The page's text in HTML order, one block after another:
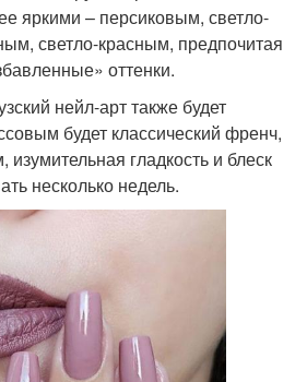
яркими – персиковым, светло-
светло-красным, предпочитая
оттенки.
нейл-арт также будет
будет классический френч,
гладкость и блеск
несколько недель.